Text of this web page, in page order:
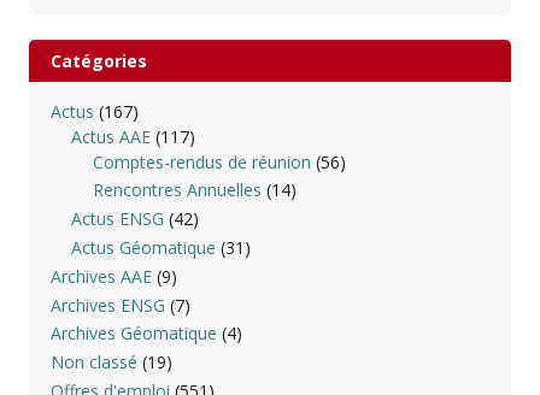
Catégories
Actus (167)
Actus AAE (117)
Comptes-rendus de réunion (56)
Rencontres Annuelles (14)
Actus ENSG (42)
Actus Géomatique (31)
Archives AAE(9)
Archives ENSG (7)
Archives Géomatique (4)
Non classé (19)